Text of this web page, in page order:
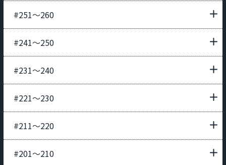
#251〜260
#241〜250
#231〜240
#221〜230
#211〜220
#201〜210